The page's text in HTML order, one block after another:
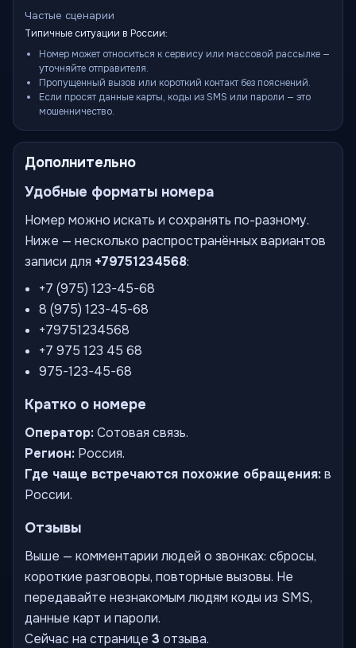
Частые сценарии
Типичные ситуации в России:
Номер может относиться к сервису или массовой рассылке —
уточняйте отправителя.
Пропущенный вызов или короткий контакт без пояснений.
Если просят данные карты, коды из SMS или пароли — это
мошенничество.
Дополнительно
Удобные форматы номера
Номер можно искать и сохранять по-разному.
Ниже — несколько распространённых вариантов
записи для +79751234568:
+7 (975) 123-45-68
8 (975) 123-45-68
+79751234568
+7 975 123 45 68
975-123-45-68
Кратко о номере
Оператор:Сотовая связь.
Регион: Россия.
Где чаще встречаются похожие обращения:в
России.
Отзывы
Выше — комментарии людей о звонках: сбросы,
короткие разговоры, повторные вызовы. Не
передавайте незнакомым людям коды из SMS,
данные карт и пароли.
Сейчас на странице 3 отзыва.